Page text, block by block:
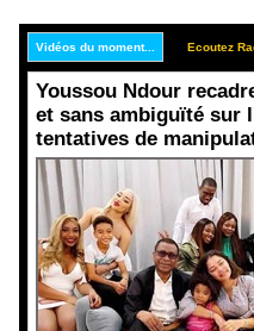
Vidéos du moment... Ecoutez
Youssou Ndour
et sans ambiguïté sur
tentatives de